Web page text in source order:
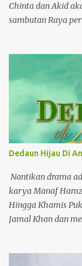
Chinta dan Akid
sambutan Raya
Dedaun Hijau Di
Nantikan drama
karya Manaf
Hingga Khamis
Jamal Khan dan